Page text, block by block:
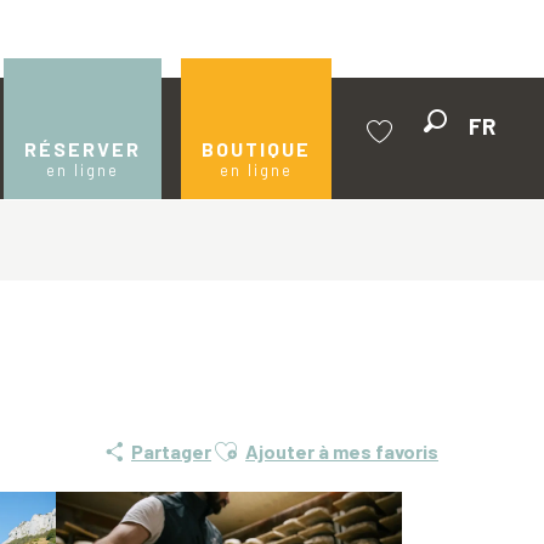
RÉSERVER
en ligne
BOUTIQUE
en ligne
FR
PartagerAjouter aux favoris
Ajouter à mes favoris